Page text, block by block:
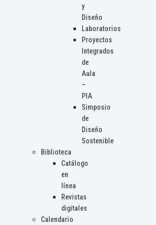
y
Diseño
Laboratorios
Proyectos
Integrados
de
Aula
–
PIA
Simposio
de
Diseño
Sostenible
Biblioteca
Catálogo
en
línea
Revistas
digitales
Calendario